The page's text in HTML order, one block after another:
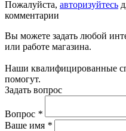
Пожалуйста, авторизуйтесь
комментарии
Вы можете задать любой
или работе магазина.
Наши квалифицированные
помогут.
Задать вопрос
Вопрос *
Ваше имя *